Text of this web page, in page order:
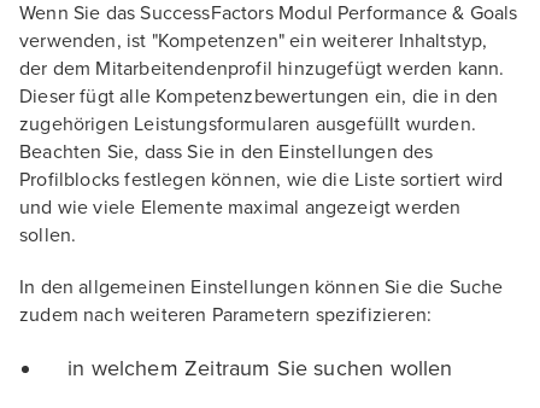
Wenn Sie das SuccessFactors Modul Performance & Goals
verwenden, ist "Kompetenzen" ein weiterer Inhaltstyp,
der dem Mitarbeitendenprofil hinzugefügt werden kann.
Dieser fügt alle Kompetenzbewertungen ein, die in den
zugehörigen Leistungsformularen ausgefüllt wurden.
Beachten Sie, dass Sie in den Einstellungen des
Profilblocks festlegen können, wie die Liste sortiert wird
und wie viele Elemente maximal angezeigt werden
sollen.
In den allgemeinen Einstellungen können Sie die Suche
zudem nach weiteren Parametern spezifizieren:
in welchem Zeitraum Sie suchen wollen